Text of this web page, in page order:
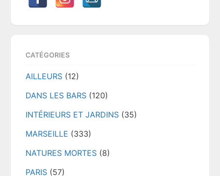
CATÉGORIES
AILLEURS (12)
DANS LES BARS (120)
INTÉRIEURS ET JARDINS (35)
MARSEILLE (333)
NATURES MORTES (8)
PARIS (57)